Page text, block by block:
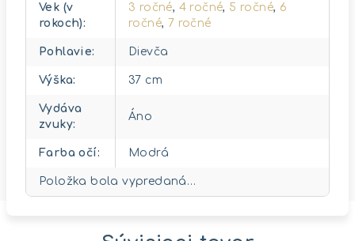
Vek (v
rokoch):
3 ročné, 4 ročné, 5 ročné, 6
ročné, 7 ročné
Pohlavie: Dievča
Výška: 37 cm
Vydáva
zvuky:
Áno
Farba očí: Modrá
Položka bola vypredaná…